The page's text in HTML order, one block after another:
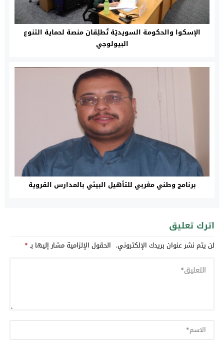
الإسكوا والحكومة السويديّة تُطلِقان منصة لحماية التنوع
البيولوجي
برنامج وطني مغربي للتأهيل البيئي بالمدارس القروية
اترك تعليق
لن يتم نشر عنوان بريدك الإلكتروني. الحقول الإلزامية مشار إليها بـ*